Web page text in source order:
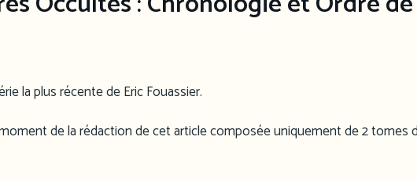
la plus récente de Eric Fouassier.
de la rédaction de cet article composée uniquement de 2 tomes